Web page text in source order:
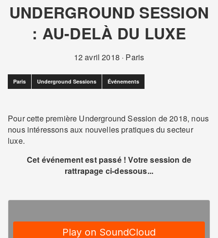
UNDERGROUND SESSION
: AU-DELÀ DU LUXE
12 avril 2018 · Paris
Paris Underground Sessions Événements
Pour cette première Underground Session de 2018, nous
nous intéressons aux nouvelles pratiques du secteur
luxe.
Cet événement est passé ! Votre session de
rattrapage ci-dessous...